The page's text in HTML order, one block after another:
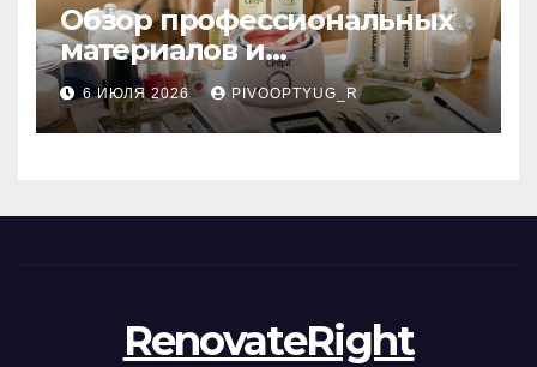
Обзор профессиональных
материалов и
инструментов для
маникюра, депиляции,
наращивания ресниц и
6 ИЮЛЯ 2026 PIVOOPTYUG_R
RenovateRight